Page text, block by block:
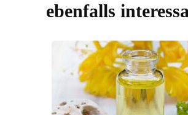
ebenfalls